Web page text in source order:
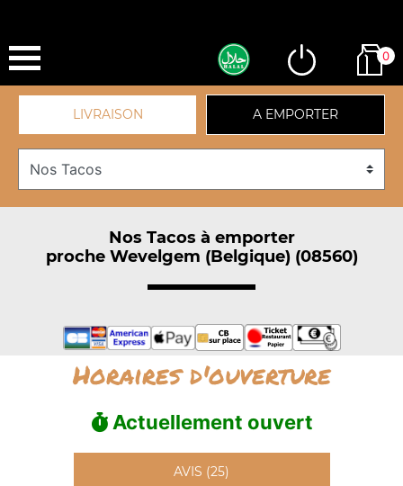
0
LIVRAISON A EMPORTER
Nos Tacos à emporter
proche Wevelgem (Belgique) (08560)
Horaires d'ouverture
Actuellement ouvert
AVIS (25)